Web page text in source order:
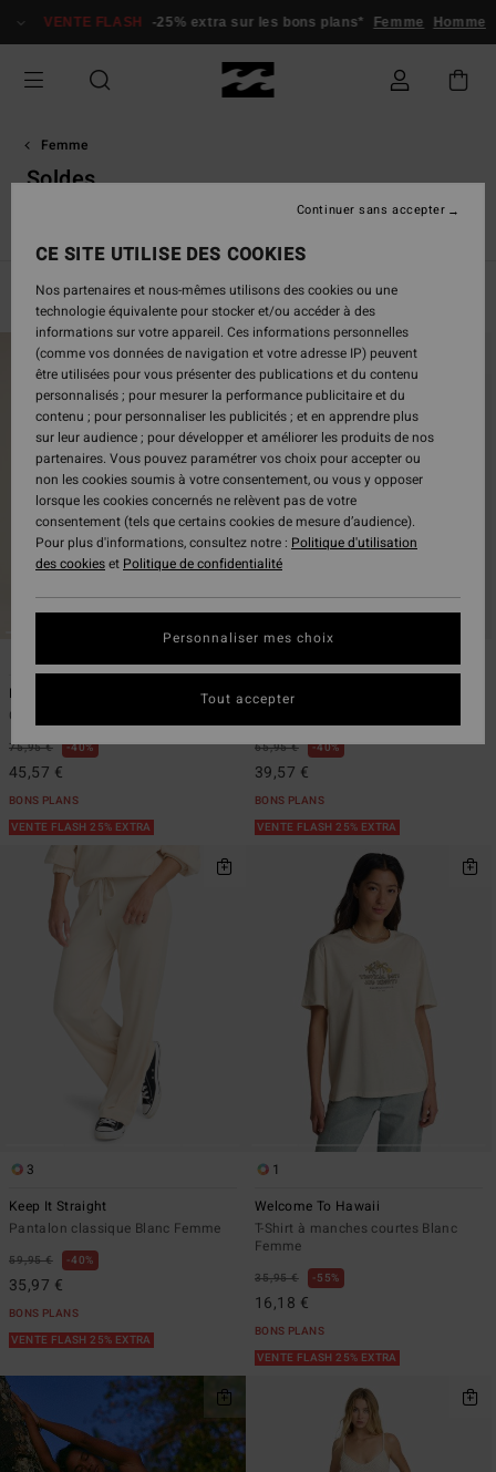
sélection
produits
VENTE FLASH -25% extra sur les bons plans* Femme Homme
Femme
Soldes
Filtrer & Trier
Passer
critères
filtrage
recherche
Pacific Time
Combinaison Noir Femme
75,95 € 40%
45,57 €
BONS PLANS
VENTE FLASH 25% EXTRA
Swell Blouse
65,95 € 40%
39,57 €
BONS PLANS
VENTE FLASH 25% EXTRA
3
Keep It Straight
Pantalon classique Blanc Femme
59,95 € 40%
35,97 €
BONS PLANS
VENTE FLASH 25% EXTRA
1
Welcome To Hawaii
T-Shirt à manches courtes Blanc
Femme
35,95 € 55%
16,18 €
BONS PLANS
VENTE FLASH 25% EXTRA
CE SITE UTILISE DES COOKIES
Nos partenaires et nous-mêmes utilisons des cookies ou une
technologie équivalente pour stocker et/ou accéder à des
informations sur votre appareil. Ces informations personnelles
(comme vos données de navigation et votre adresse IP) peuvent
être utilisées pour vous présenter des publications et du contenu
personnalisés ; pour mesurer la performance publicitaire et du
contenu ; pour personnaliser les publicités ; et en apprendre plus
sur leur audience ; pour développer et améliorer les produits de nos
partenaires. Vous pouvez paramétrer vos choix pour accepter ou
non les cookies soumis à votre consentement, ou vous y opposer
lorsque les cookies concernés ne relèvent pas de votre
consentement (tels que certains cookies de mesure d’audience).
Pour plus d'informations, consultez notre : Politique d'utilisation
des cookieset Politique de confidentialité
Personnaliser mes choix
Continuer sans accepter
Tout accepter